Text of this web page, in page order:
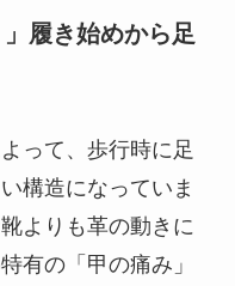
履き始めから足
って、歩行時に足
構造になっていま
よりも革の動きに
有の「甲の痛み」